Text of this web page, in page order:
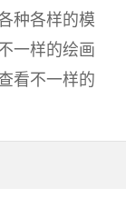
种各样的模
一样的绘画
看不一样的